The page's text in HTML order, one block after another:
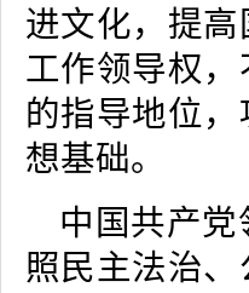
进文化，提
工作领导权
的指导地位
想基础。
中国共产
照民主法治